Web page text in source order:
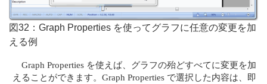
図32：Graph Properties を使ってグラフに任意の変更を加
える例
Graph Properties を使えば、グラフの殆どすべてに変更を加
えることができます。Graph Properties で選択した内容は、即